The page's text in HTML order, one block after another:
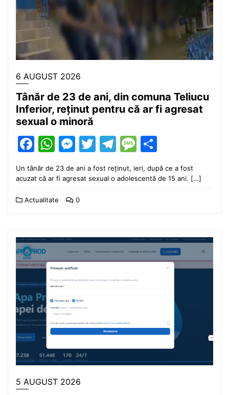
6 AUGUST 2026
Tânăr de 23 de ani, din comuna Teliucu
Inferior, reținut pentru că ar fi agresat
sexual o minoră
Facebook
WhatsApp
Messenger
Twitter
Telegram
Message
Un tânăr de 23 de ani a fost reținut, ieri, după ce a fost
acuzat că ar fi agresat sexual o adolescentă de 15 ani. […]
Actualitate 0
5 AUGUST 2026